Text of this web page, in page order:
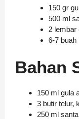
150 gr
500 ml
2 lembar
6-7 buah
Bahan
150 ml gula
3 butir telur,
250 ml